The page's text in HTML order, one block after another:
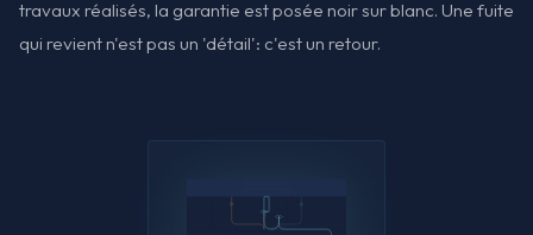
travaux réalisés, la garantie est posée noir sur blanc. Une fuite
qui revient n'est pas un 'détail': c'est un retour.